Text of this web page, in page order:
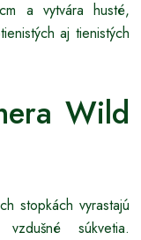
a vytvára husté,
aj tienistých
Wild
stopkách vyrastajú
súkvetia.